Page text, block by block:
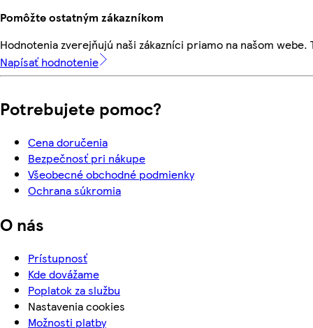
Pomôžte ostatným zákazníkom
Hodnotenia zverejňujú naši zákazníci priamo na našom
Napísať hodnotenie
Potrebujete pomoc?
Cena doručenia
Bezpečnosť pri nákupe
Všeobecné obchodné podmienky
Ochrana súkromia
O nás
Prístupnosť
Kde dovážame
Poplatok za službu
Nastavenia cookies
Možnosti platby